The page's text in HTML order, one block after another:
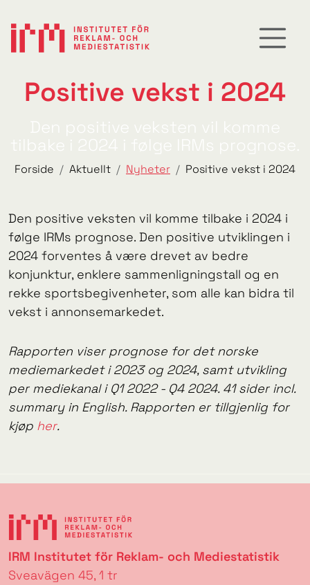
Positive vekst i 2024
Forside Aktuellt Nyheter Positive vekst i 2024
Den positive veksten vil komme tilbake i 2024 i
følge IRMs prognose. Den positive utviklingen i
2024 forventes å være drevet av bedre
konjunktur, enklere sammenligningstall og en
rekke sportsbegivenheter, som alle kan bidra til
vekst i annonsemarkedet.
Rapporten viser prognose for det norske
mediemarkedet i 2023 og 2024, samt utvikling
per mediekanal i Q1 2022 - Q4 2024. 41 sider incl.
summary in English. Rapporten er tillgjenlig for
kjøp her.
IRM Institutet för Reklam- och Mediestatistik
Sveavägen 45, 1 tr